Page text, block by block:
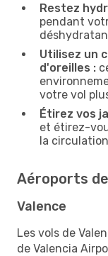
Restez
pendant
Utilisez un
d'oreilles :
votre vol
Étirez vos
et étirez-
la
Aéroports
Valence
Les vols de
de Valencia